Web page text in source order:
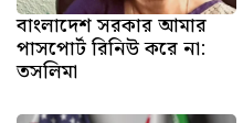
বাংলাদেশ সরকার আমার
পাসপোর্ট রিনিউ করে না:
তসলিমা